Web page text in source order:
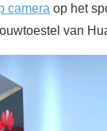
camera op het
van